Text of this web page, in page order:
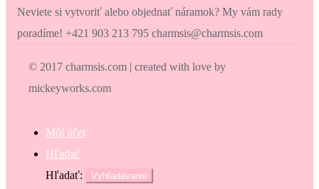
Neviete si vytvoriť alebo objednať náramok? My vám rady
poradíme! +421 903 213 795 charmsis@charmsis.com
© 2017 charmsis.com | created with love by
mickeyworks.com
Môj účet
Hľadať
Hľadať:
Vyhľadávanie